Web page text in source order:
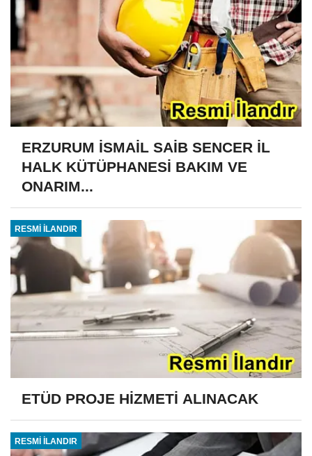
ERZURUM İSMAİL SAİB SENCER İL
HALK KÜTÜPHANESİ BAKIM VE
ONARIM...
RESMİ İLANDIR
ETÜD PROJE HİZMETİ ALINACAK
RESMİ İLANDIR